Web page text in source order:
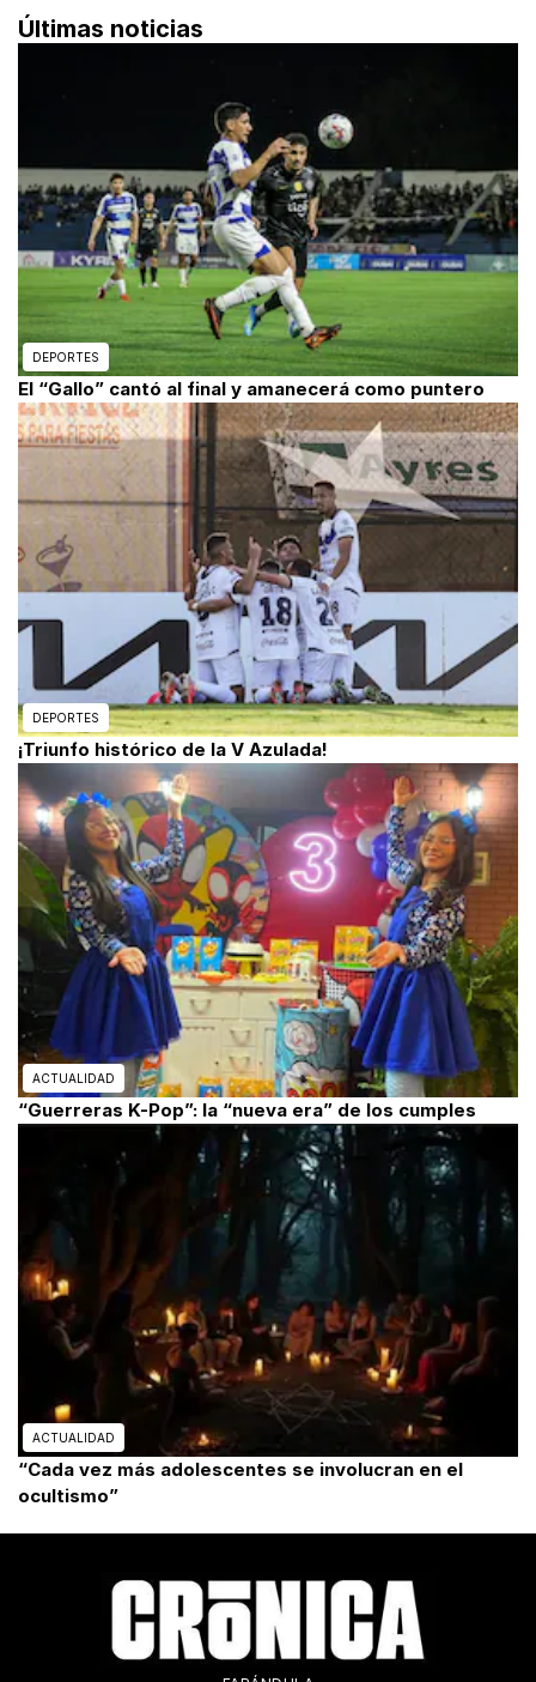
Últimas noticias
DEPORTES
El “Gallo” cantó al final y amanecerá como puntero
DEPORTES
¡Triunfo histórico de la V Azulada!
ACTUALIDAD
“Guerreras K-Pop”: la “nueva era” de los cumples
ACTUALIDAD
“Cada vez más adolescentes se involucran en el
ocultismo”